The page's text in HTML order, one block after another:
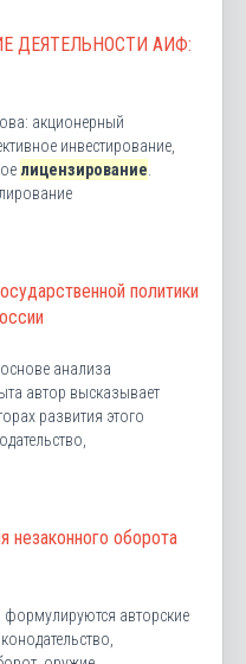
ДЕЯТЕЛЬНОСТИ АИФ:
акционерный
инвестирование,
лицензирование
политики
анализа
автор высказывает
развития этого
незаконного оборота
формулируются авторские